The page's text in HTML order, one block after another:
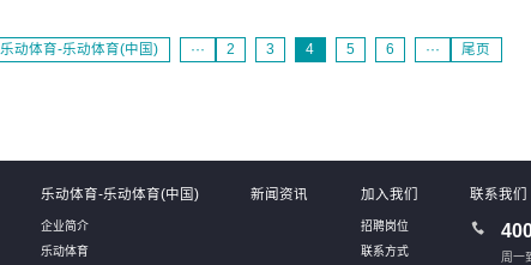
乐动体育-乐动体育(中国) ··· 2 3 4 5 6 ··· 尾页
乐动体育-乐动体育(中国)
企业简介
乐动体育
新闻资讯 加入我们
招聘岗位
联系方式
联系我们
周一